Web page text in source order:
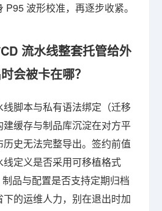
波形校准，再逐步收紧。
流水线整套托管给外
会被卡在哪？
脚本与私有语法绑定（迁移
缓存与制品库沉淀在对方平
史无法完整导出。签约前值
定义是否采用可移植格式
制品与配置是否支持定期归档
的运维人力，别在退出时加